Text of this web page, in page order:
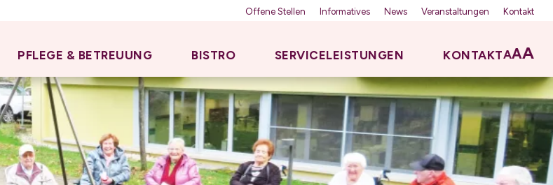
Offene Stellen Informatives News Veranstaltungen Kontakt
PFLEGE & BETREUUNG BISTRO SERVICELEISTUNGEN KONTAKTAAA